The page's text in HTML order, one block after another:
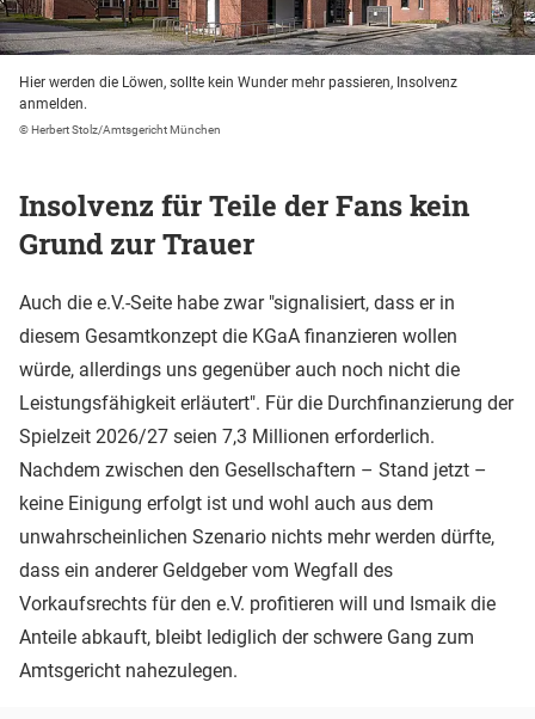
Hier werden die Löwen, sollte kein Wunder mehr passieren, Insolvenz
anmelden.
© Herbert Stolz/Amtsgericht München
Insolvenz für Teile der Fans kein
Grund zur Trauer
Auch die e.V.-Seite habe zwar "signalisiert, dass er in
diesem Gesamtkonzept die KGaA finanzieren wollen
würde, allerdings uns gegenüber auch noch nicht die
Leistungsfähigkeit erläutert". Für die Durchfinanzierung der
Spielzeit 2026/27 seien 7,3 Millionen erforderlich.
Nachdem zwischen den Gesellschaftern – Stand jetzt –
keine Einigung erfolgt ist und wohl auch aus dem
unwahrscheinlichen Szenario nichts mehr werden dürfte,
dass ein anderer Geldgeber vom Wegfall des
Vorkaufsrechts für den e.V. profitieren will und Ismaik die
Anteile abkauft, bleibt lediglich der schwere Gang zum
Amtsgericht nahezulegen.